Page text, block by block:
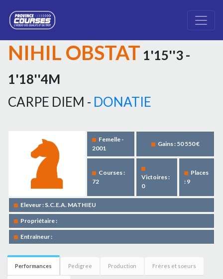
NIHIL OBSTAT 1'15''3 -
1'18''4M
CARPE DIEM - DONATIE
Femelle -
2001
Gains : 50 550 €
Courses :
72
Victoires :
0
Places
: 9
Eleveur : S.C.E.A. MATHIEU
Propriétaire :
Entraîneur :
Performances Pedigree Production Frères et soeurs